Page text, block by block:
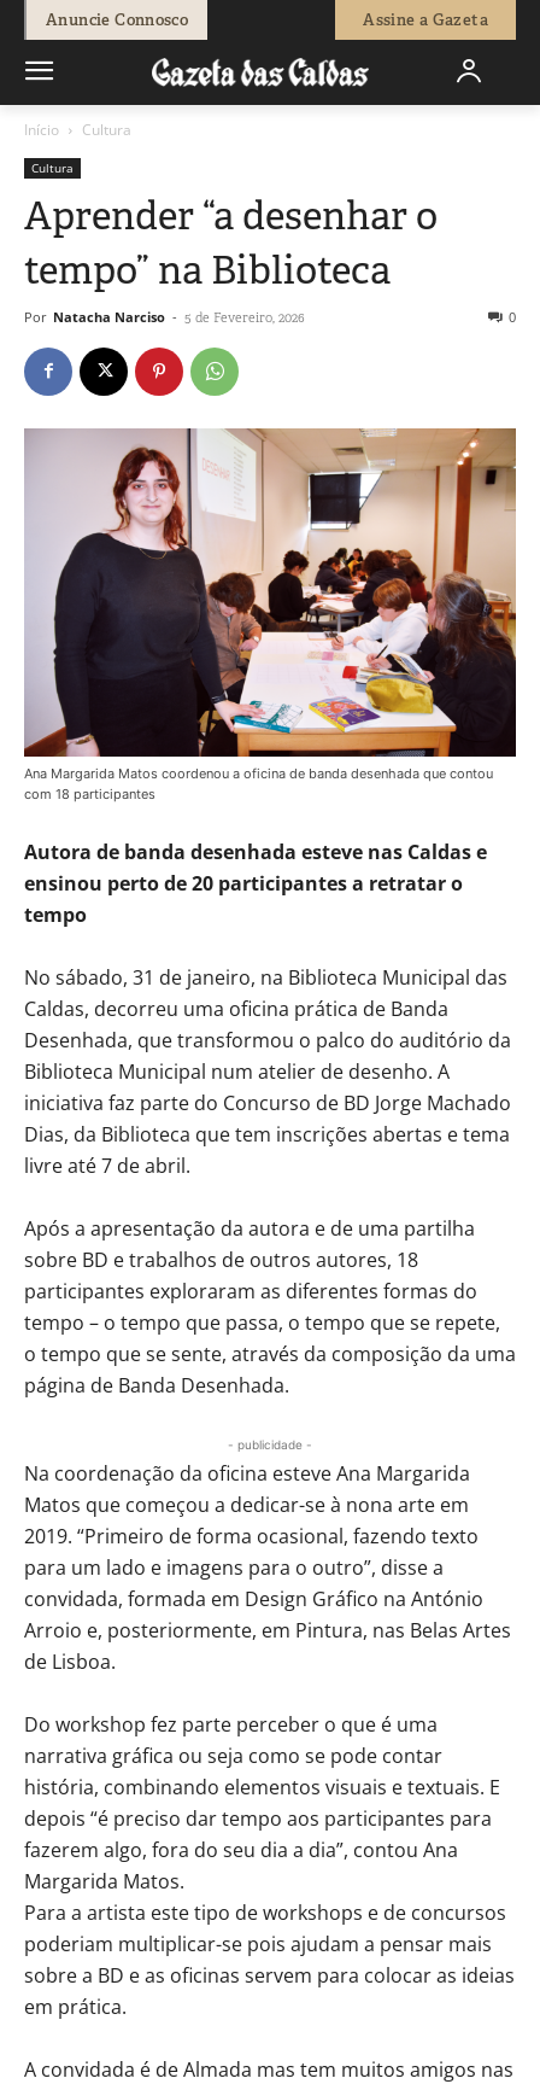
Anuncie Connosco Assine a Gazeta
Início Cultura
Cultura
Aprender “a desenhar o
tempo” na Biblioteca
Por Natacha Narciso - 5 de Fevereiro, 2026 0
Ana Margarida Matos coordenou a oficina de banda desenhada que contou
com 18 participantes
Autora de banda desenhada esteve nas Caldas e
ensinou perto de 20 participantes a retratar o
tempo
No sábado, 31 de janeiro, na Biblioteca Municipal das
Caldas, decorreu uma oficina prática de Banda
Desenhada, que transformou o palco do auditório da
Biblioteca Municipal num atelier de desenho. A
iniciativa faz parte do Concurso de BD Jorge Machado
Dias, da Biblioteca que tem inscrições abertas e tema
livre até 7 de abril.
Após a apresentação da autora e de uma partilha
sobre BD e trabalhos de outros autores, 18
participantes exploraram as diferentes formas do
tempo – o tempo que passa, o tempo que se repete,
o tempo que se sente, através da composição da uma
página de Banda Desenhada.
- publicidade -
Na coordenação da oficina esteve Ana Margarida
Matos que começou a dedicar-se à nona arte em
2019. “Primeiro de forma ocasional, fazendo texto
para um lado e imagens para o outro”, disse a
convidada, formada em Design Gráfico na António
Arroio e, posteriormente, em Pintura, nas Belas Artes
de Lisboa.
Do workshop fez parte perceber o que é uma
narrativa gráfica ou seja como se pode contar
história, combinando elementos visuais e textuais. E
depois “é preciso dar tempo aos participantes para
fazerem algo, fora do seu dia a dia”, contou Ana
Margarida Matos.
Para a artista este tipo de workshops e de concursos
poderiam multiplicar-se pois ajudam a pensar mais
sobre a BD e as oficinas servem para colocar as ideias
em prática.
A convidada é de Almada mas tem muitos amigos nas